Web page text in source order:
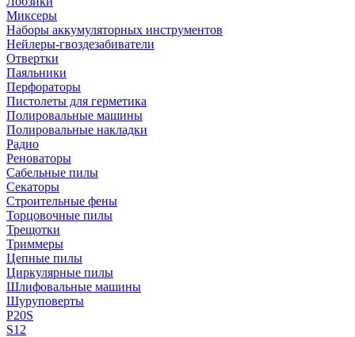
Миксеры
Наборы аккумуляторных инструментов
Нейлеры-гвоздезабиватели
Отвертки
Паяльники
Перфораторы
Пистолеты для герметика
Полировальные машины
Полировальные накладки
Радио
Реноваторы
Сабельные пилы
Секаторы
Строительные фены
Торцовочные пилы
Трещотки
Триммеры
Цепные пилы
Циркулярные пилы
Шлифовальные машины
Шуруповерты
P20S
S12